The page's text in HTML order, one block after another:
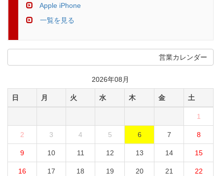
Apple iPhone
一覧を見る
営業カレンダー
2026年08月
日 月 火 水 木 金 土
1
2 3 4 5 6 7 8
9 10 11 12 13 14 15
16 17 18 19 20 21 22